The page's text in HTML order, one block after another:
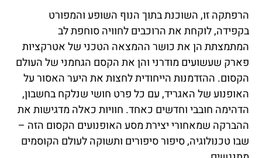
הרפתקה זו, השוכנת בתוך הנוף השופע והמפורט
בקפידה, לוקחת את הרוכבים לחוויה סוחפת לב
המתמצתת הן את כושר ההמצאה הטכני של אטרקציות
פארק שעשועים מודרני והן את הקסם הגחמני של העולם
הקסום. ההזדמנות הייחודית לחצות את היער האסור על
האופנוע של האגריד, עם כל פרט חושי שנלקח בחשבון,
הדהימה חובבי וחדשים כאחד. חוויות כאלה מדגישות את
ההברקה שמאחורי יצירת מסע האופנועים הקסום הזה –
שבו טכנולוגיה, סיפור סיפורים ותשוקה לעולם הקוסמים